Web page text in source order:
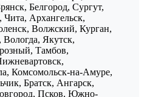
Белгород, Сургут,
Архангельск,
Волжский, Курган,
Якутск,
Тамбов,
Комсомольск-на-Амуре,
Братск, Ангарск,
Псков, Южно-